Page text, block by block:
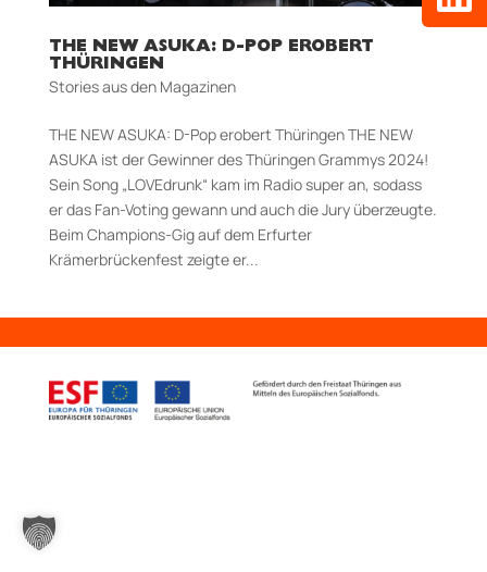
THE NEW ASUKA: D-POP EROBERT
THÜRINGEN
Stories aus den Magazinen
THE NEW ASUKA: D-Pop erobert Thüringen THE NEW
ASUKA ist der Gewinner des Thüringen Grammys 2024!
Sein Song „LOVEdrunk“ kam im Radio super an, sodass
er das Fan-Voting gewann und auch die Jury überzeugte.
Beim Champions-Gig auf dem Erfurter
Krämerbrückenfest zeigte er...